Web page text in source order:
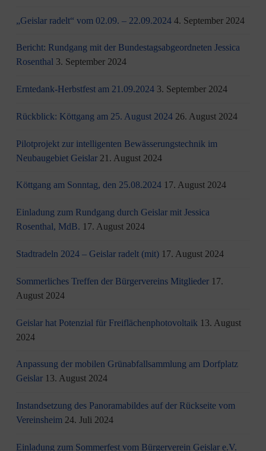
„Geislar radelt“ vom 02.09. – 22.09.2024 4. September 2024
Bericht: Rundgang mit der Bundestagsabgeordneten Jessica
Rosenthal 3. September 2024
Erntedank-Herbstfest am 21.09.2024 3. September 2024
Rückblick: Köttgang am 25. August 2024 26. August 2024
Pilotprojekt zur intelligenten Bewässerungstechnik im
Neubaugebiet Geislar 21. August 2024
Köttgang am Sonntag, den 25.08.2024 17. August 2024
Einladung zum Rundgang durch Geislar mit Jessica
Rosenthal, MdB. 17. August 2024
Stadtradeln 2024 – Geislar radelt (mit) 17. August 2024
Sommerliches Treffen der Bürgervereins Mitglieder 17.
August 2024
Geislar hat Potenzial für Freiflächenphotovoltaik 13. August
2024
Anpassung der mobilen Grünabfallsammlung am Dorfplatz
Geislar 13. August 2024
Instandsetzung des Panoramabildes auf der Rückseite vom
Vereinsheim 24. Juli 2024
Einladung zum Sommerfest vom Bürgerverein Geislar e.V.